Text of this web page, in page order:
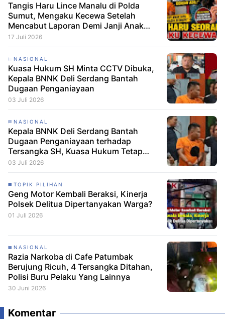
Tangis Haru Lince Manalu di Polda
Sumut, Mengaku Kecewa Setelah
Mencabut Laporan Demi Janji Anak
Dibebaskan
17 Juli 2026
NASIONAL
Kuasa Hukum SH Minta CCTV Dibuka,
Kepala BNNK Deli Serdang Bantah
Dugaan Penganiayaan
03 Juli 2026
NASIONAL
Kepala BNNK Deli Serdang Bantah
Dugaan Penganiayaan terhadap
Tersangka SH, Kuasa Hukum Tetap
Minta CCTV Dibuka
03 Juli 2026
TOPIK PILIHAN
Geng Motor Kembali Beraksi, Kinerja
Polsek Delitua Dipertanyakan Warga?
01 Juli 2026
NASIONAL
Razia Narkoba di Cafe Patumbak
Berujung Ricuh, 4 Tersangka Ditahan,
Polisi Buru Pelaku Yang Lainnya
30 Juni 2026
Komentar